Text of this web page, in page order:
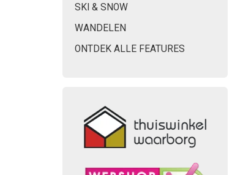
SKI & SNOW
WANDELEN
ONTDEK ALLE FEATURES